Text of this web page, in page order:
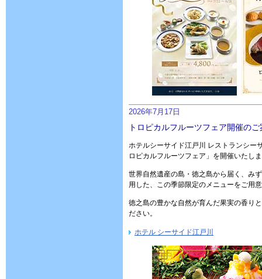
2026年7月17日
トロピカルフルーツフェア開催のご
ホテルシーサイド江戸川 レストランシー
ロピカルフルーツフェア」を開催いたし
世界自然遺産の島・徳之島から届く、み
用した、この季節限定のメニューをご用
徳之島の豊かな自然が育んだ果実の香り
ださい。
ホテル シーサイド江戸川